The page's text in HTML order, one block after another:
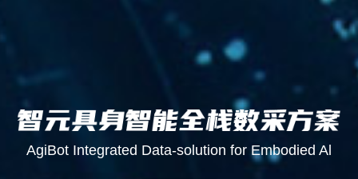
AgiBot Integrated Data-solution for Embodied Al